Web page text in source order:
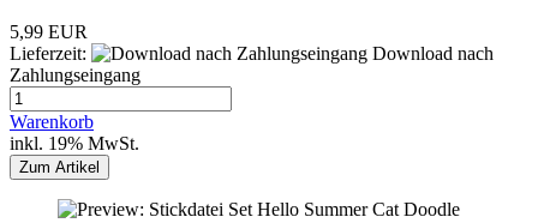
5,99 EUR
Lieferzeit:
Download nach
Zahlungseingang
Warenkorb
inkl. 19% MwSt.
Zum Artikel